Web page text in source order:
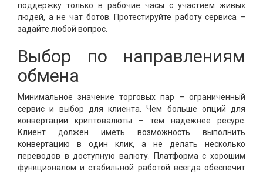
поддержку только в рабочие часы с участием живых
людей, а не чат ботов. Протестируйте работу сервиса –
задайте любой вопрос.
Выбор по направлениям
обмена
Минимальное значение торговых пар – ограниченный
сервис и выбор для клиента. Чем больше опций для
конвертации криптовалюты – тем надежнее ресурс.
Клиент должен иметь возможность выполнить
конвертацию в один клик, а не делать несколько
переводов в доступную валюту. Платформа с хорошим
функционалом и стабильной работой всегда обеспечит